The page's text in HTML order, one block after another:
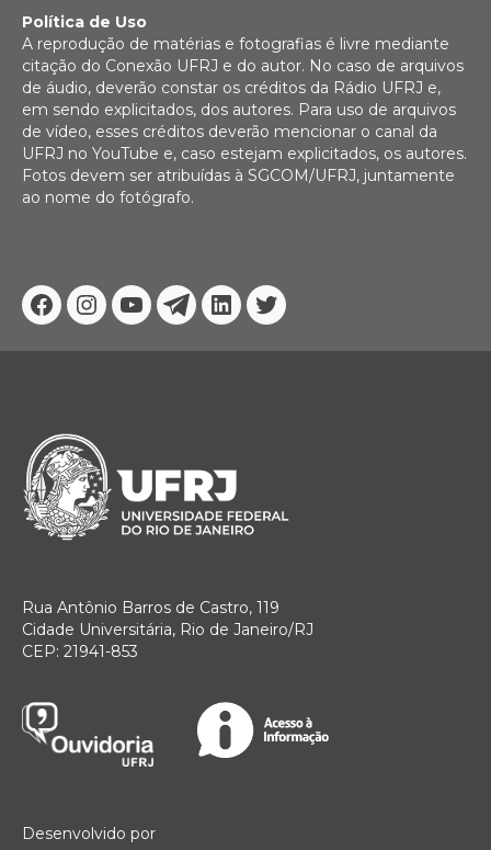
Facebook
Instagram
YoutubeTelegram
Linkedin
Twitter
Política de Uso
A reprodução de matérias e fotografias é livre mediante
citação do Conexão UFRJ e do autor. No caso de arquivos
de áudio, deverão constar os créditos da Rádio UFRJ e,
em sendo explicitados, dos autores. Para uso de arquivos
de vídeo, esses créditos deverão mencionar o canal da
UFRJ no YouTube e, caso estejam explicitados, os autores.
Fotos devem ser atribuídas à SGCOM/UFRJ, juntamente
ao nome do fotógrafo.
Rua Antônio Barros de Castro, 119
Cidade Universitária, Rio de Janeiro/RJ
CEP: 21941-853
Desenvolvido por